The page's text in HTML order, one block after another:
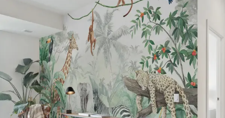
Premium
.33269.00kr/m²
Premium vinyl
516.67310.00 kr/m²